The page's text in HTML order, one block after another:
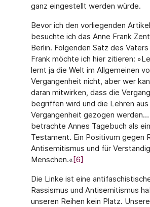
ganz eingestellt werden würde.
Bevor ich den vorliegenden
besuchte ich das Anne Frank
Berlin. Folgenden Satz des
Frank möchte ich hier zitieren:
lernt ja die Welt im Allgemeinen
Vergangenheit nicht, aber wer
daran mitwirken, dass die
begriffen wird und die Lehren
Vergangenheit gezogen werden…
betrachte Annes Tagebuch als
Testament. Ein Positivum gegen
Antisemitismus und für
Menschen.«[6]
Die Linke ist eine
Rassismus und Antisemitismus
unseren Reihen kein Platz.